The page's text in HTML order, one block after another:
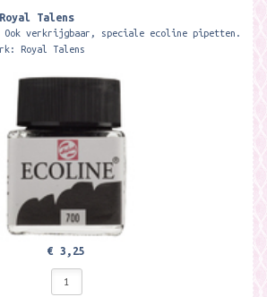
Talens
verkrijgbaar, speciale ecoline pipetten.
Royal Talens
€ 3,25